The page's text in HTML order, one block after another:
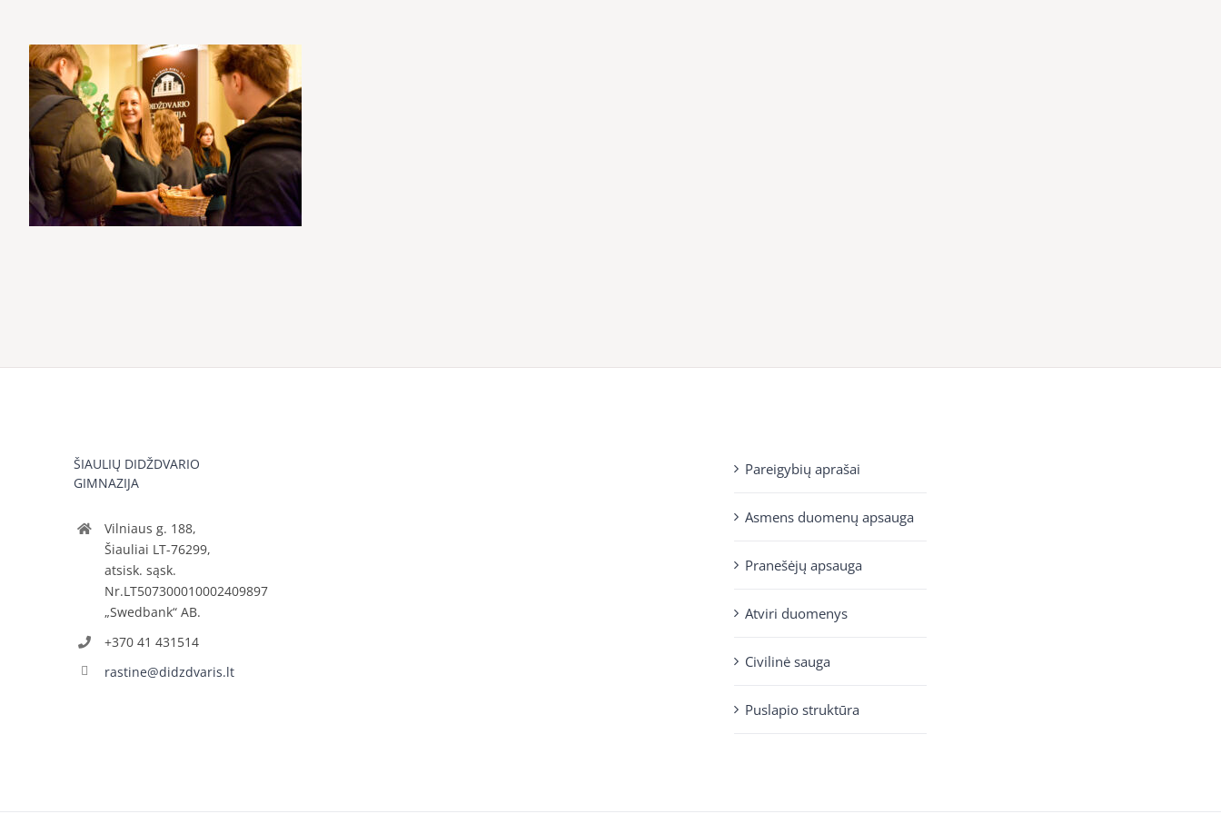
ŠIAULIŲ DIDŽDVARIO
GIMNAZIJA
Vilniaus g. 188,
Šiauliai LT-76299,
atsisk. sąsk.
Nr.LT507300010002409897
„Swedbank“ AB.
+370 41 431514
rastine@didzdvaris.lt
Pareigybių aprašai
Asmens duomenų apsauga
Pranešėjų apsauga
Atviri duomenys
Civilinė sauga
Puslapio struktūra